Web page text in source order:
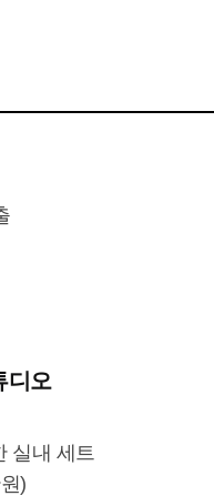
디오
실내 세트
)